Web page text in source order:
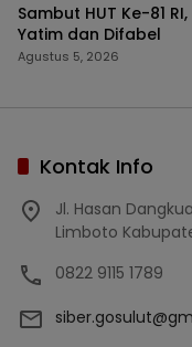
Sambut HUT Ke-81
Yatim dan Difabel
Agustus 5, 2026
Kontak Info
Jl. Hasan
Limboto
0822 9115 1789